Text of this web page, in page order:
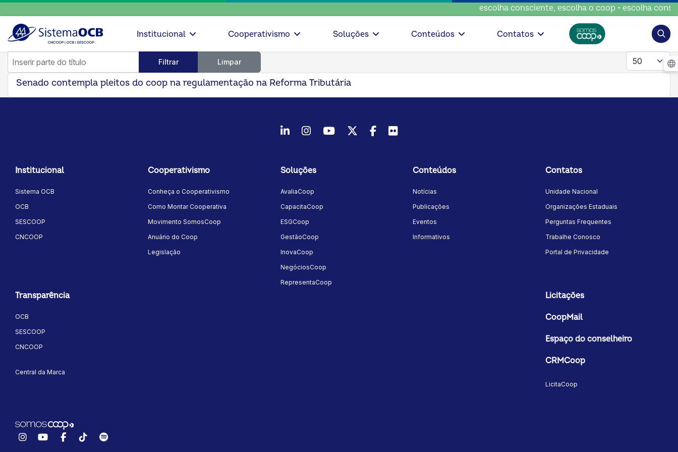
escolha consciente, escolha o coop • escolha
Institucional Cooperativismo Soluções Conteúdos Contatos
Inserir parte do título
Filtrar Limpar
Mostrar #
Senado contempla pleitos do coop na regulamentação na Reforma Tributária
LinkedInInstagram
YoutubeTwitter/X
Facebook
Flickr
Institucional
Sistema OCB
OCB
SESCOOP
CNCOOP
Cooperativismo
Conheça o Cooperativismo
Como Montar Cooperativa
Movimento SomosCoop
Anuário do Coop
Legislação
Soluções
AvaliaCoop
CapacitaCoop
ESGCoop
GestãoCoop
InovaCoop
NegóciosCoop
RepresentaCoop
Conteúdos
Notícias
Publicações
Eventos
Informativos
Contatos
Unidade Nacional
Organizações Estaduais
Perguntas Frequentes
Trabalhe Conosco
Portal de Privacidade
Transparência
OCB
SESCOOP
CNCOOP
Central da Marca
Licitações
CoopMail
Espaço do conselheiro
CRMCoop
LicitaCoop
InstagramYouTubeFacebook
TikTokSpotify